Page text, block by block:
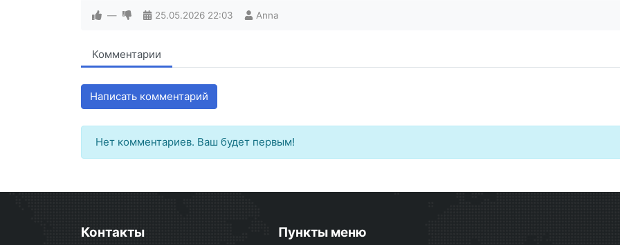
— 25.05.2026 22:03 Anna
Комментарии
Написать комментарий
Нет комментариев. Ваш будет первым!
Контакты Пункты меню